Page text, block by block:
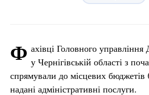
Ф ахівці Головного управління
у Чернігівській області з
спрямували до місцевих бюджетів
надані адміністративні послуги.